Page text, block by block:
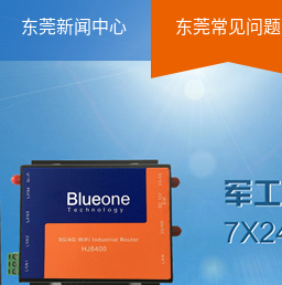
东莞新闻中心 东莞常见问题